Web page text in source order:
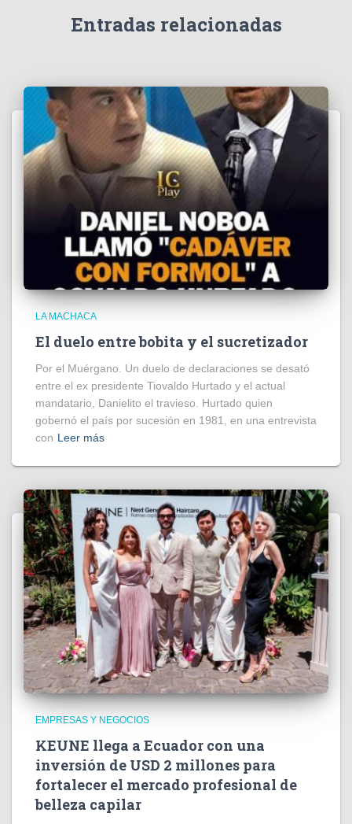
Entradas relacionadas
LA MACHACA
El duelo entre bobita y el sucretizador
Por el Muérgano. Un duelo de declaraciones se desató
entre el ex presidente Tiovaldo Hurtado y el actual
mandatario, Danielito el travieso. Hurtado quien
gobernó el país por sucesión en 1981, en una entrevista
con Leer más
EMPRESAS Y NEGOCIOS
KEUNE llega a Ecuador con una
inversión de USD 2 millones para
fortalecer el mercado profesional de
belleza capilar